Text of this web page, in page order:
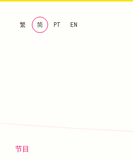
繁 简 PT EN
节目